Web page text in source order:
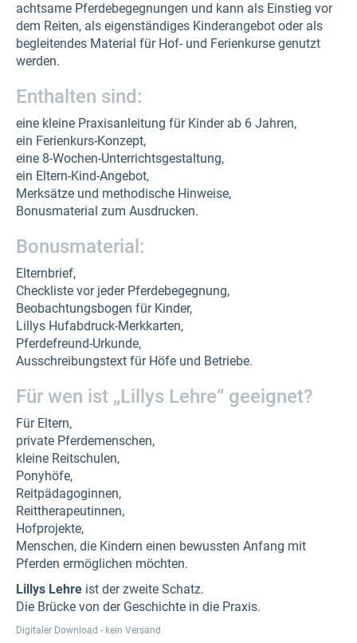
achtsame Pferdebegegnungen und kann als Einstieg vor
dem Reiten, als eigenständiges Kinderangebot oder als
begleitendes Material für Hof- und Ferienkurse genutzt
werden.
Enthalten sind:
eine kleine Praxisanleitung für Kinder ab 6 Jahren,
ein Ferienkurs-Konzept,
eine 8-Wochen-Unterrichtsgestaltung,
ein Eltern-Kind-Angebot,
Merksätze und methodische Hinweise,
Bonusmaterial zum Ausdrucken.
Bonusmaterial:
Elternbrief,
Checkliste vor jeder Pferdebegegnung,
Beobachtungsbogen für Kinder,
Lillys Hufabdruck-Merkkarten,
Pferdefreund-Urkunde,
Ausschreibungstext für Höfe und Betriebe.
Für wen ist „Lillys Lehre“ geeignet?
Für Eltern,
private Pferdemenschen,
kleine Reitschulen,
Ponyhöfe,
Reitpädagoginnen,
Reittherapeutinnen,
Hofprojekte,
Menschen, die Kindern einen bewussten Anfang mit
Pferden ermöglichen möchten.
Lillys Lehre ist der zweite Schatz.
Die Brücke von der Geschichte in die Praxis.
Digitaler Download - kein Versand